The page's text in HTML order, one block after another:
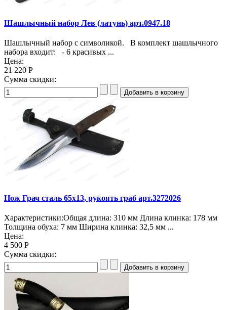
Шашлычный набор Лев (латунь) арт.0947.18
Шашлычный набор с символикой. В комплект шашлычного
набора входит: - 6 красивых ...
Цена:
21 220 Р
Сумма скидки:
Нож Грач сталь 65х13, рукоять граб арт.3272026
Характеристики:Общая длина: 310 мм Длина клинка: 178 мм
Толщина обуха: 7 мм Ширина клинка: 32,5 мм ...
Цена:
4 500 Р
Сумма скидки: